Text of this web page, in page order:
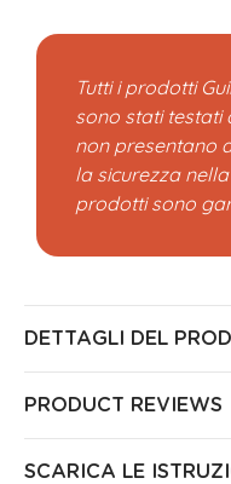
Tutti i prodotti
sono stati testati
non presentano
la sicurezza
prodotti sono
DETTAGLI DEL
PRODUCT REVIEWS
SCARICA LE